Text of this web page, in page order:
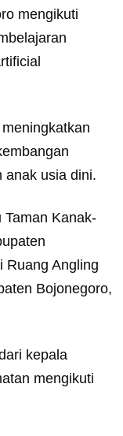
mengikuti
anak usia dini.
Kanak-
Ruang Angling
Bojonegoro,
kepala
mengikuti